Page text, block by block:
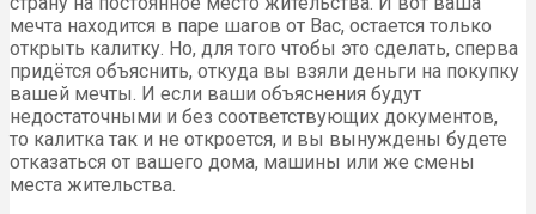
мечта находится в паре шагов от Вас, остается только
открыть калитку. Но, для того чтобы это сделать, сперва
придётся объяснить, откуда вы взяли деньги на покупку
вашей мечты. И если ваши объяснения будут
недостаточными и без соответствующих документов,
то калитка так и не откроется, и вы вынуждены будете
отказаться от вашего дома, машины или же смены
места жительства.